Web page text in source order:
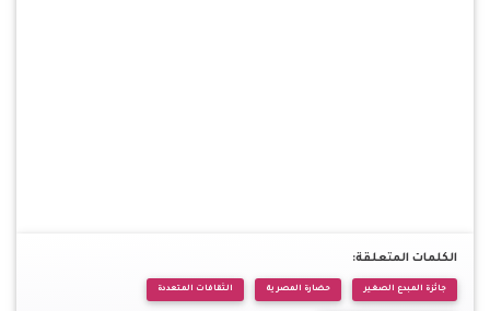
الكلمات المتعلقة:
جائزة المبدع الصغير حضارة المصرية الثقافات المتعددة